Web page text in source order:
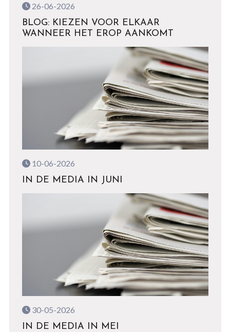
26-06-2026
BLOG: KIEZEN VOOR ELKAAR
WANNEER HET EROP AANKOMT
10-06-2026
IN DE MEDIA IN JUNI
30-05-2026
IN DE MEDIA IN MEI